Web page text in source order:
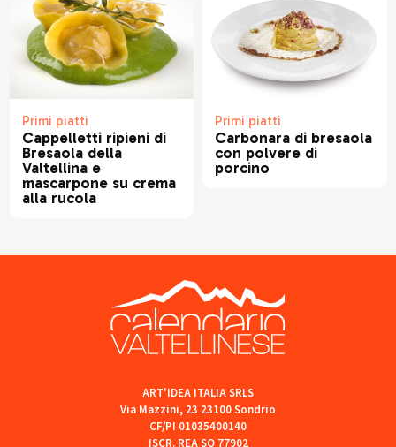
Primi piatti
Cappelletti ripieni di
Bresaola della
Valtellina e
mascarpone su crema
alla rucola
Primi piatti
Carbonara di bresaola
con polvere di
porcino
ART'IDEA ITALIA SRLS
Via Mazzini, 23 23100 Sondrio
CF/PI 01035400140
ISCR. REA SO 77902